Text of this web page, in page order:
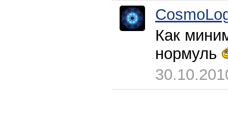
Как
нормуль